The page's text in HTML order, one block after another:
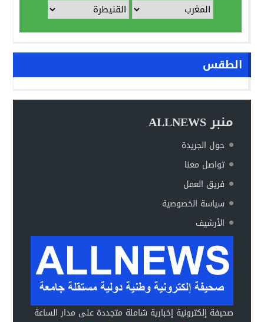
الطقس
منبر ALLNEWS
حول الجريدة
تواصل معنا
فريق العمل
سياسة الخصوصية
الأرشيف
صحيفة إلكترونية إخبارية شاملة متجددة على مدار الساعة